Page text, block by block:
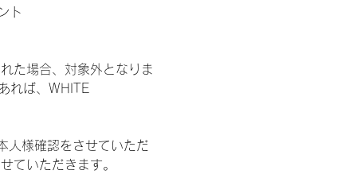
ト
た場合、対象外となりま
れば、WHITE
人様確認をさせていただ
ていただきます。